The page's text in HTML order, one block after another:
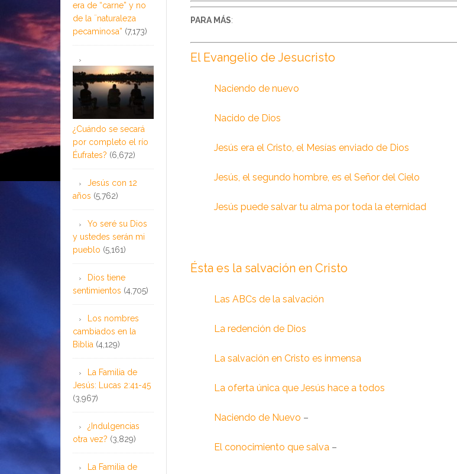
PARA MÁS:
El Evangelio de Jesucristo
Naciendo de nuevo
Nacido de Dios
Jesús era el Cristo, el Mesías enviado de Dios
Jesús, el segundo hombre, es el Señor del Cielo
Jesús puede salvar tu alma por toda la eternidad
Ésta es la salvación en Cristo
Las ABCs de la salvación
La redención de Dios
La salvación en Cristo es inmensa
La oferta única que Jesús hace a todos
Naciendo de Nuevo –
El conocimiento que salva –
era de “carne” y no
de la ¨naturaleza
pecaminosa” (7,173)
¿Cuándo se secará
por completo el río
Éufrates? (6,672)
Jesús con 12
años (5,762)
Yo seré su Dios
y ustedes serán mi
pueblo (5,161)
Dios tiene
sentimientos (4,705)
Los nombres
cambiados en la
Biblia (4,129)
La Familia de
Jesús: Lucas 2:41-45
(3,967)
¿Indulgencias
otra vez? (3,829)
La Familia de